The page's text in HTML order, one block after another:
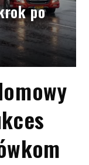
po